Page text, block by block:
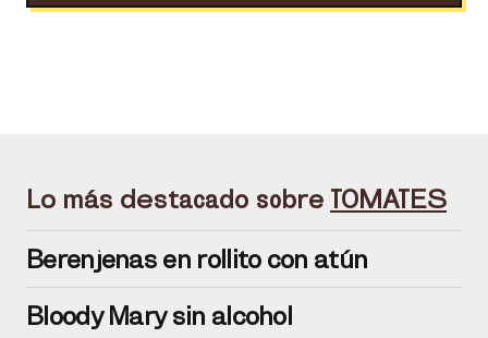
Lo más destacado sobre TOMATES
Berenjenas en rollito con atún
Bloody Mary sin alcohol